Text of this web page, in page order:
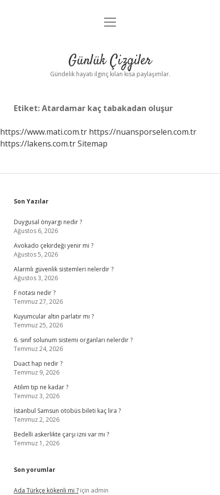
Anasayfa
Yasal Uyarı
menüyü
Günlük Çizgiler
Gündelik hayatı ilginç kılan kısa paylaşımlar.
Etiket:Atardamar kaç tabakadan oluşur
https://www.mati.com.tr https://nuansporselen.com.tr
https://lakens.com.trSitemap
Sidebar
Son Yazılar
Duygusal önyargı nedir ?
Ağustos 6, 2026
Avokado çekirdeği yenir mi ?
Ağustos 5, 2026
Alarmlı güvenlik sistemleri nelerdir ?
Ağustos 3, 2026
F notası nedir ?
Temmuz 27, 2026
Kuyumcular altın parlatır mı ?
Temmuz 25, 2026
6. sınıf solunum sistemi organları nelerdir ?
Temmuz 24, 2026
Duact hap nedir ?
Temmuz 9, 2026
Atılım tıp ne kadar ?
Temmuz 3, 2026
İstanbul Samsun otobüs bileti kaç lira ?
Temmuz 2, 2026
Bedelli askerlikte çarşı izni var mı ?
Temmuz 1, 2026
Son yorumlar
Ada Türkçe kökenli mi ? için admin